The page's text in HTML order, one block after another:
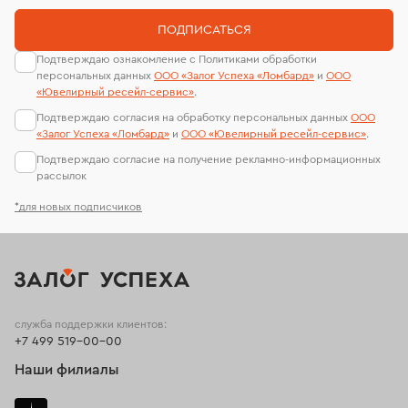
*для новых подписчиков
ПОДПИСАТЬСЯ
Подтверждаю ознакомление с Политиками обработки
персональных данных ООО «Залог Успеха «Ломбард» и ООО
«Ювелирный ресейл-сервиc».
Подтверждаю согласия на обработку персональных данных ООО
«Залог Успеха «Ломбард» и ООО «Ювелирный ресейл-сервиc».
Подтверждаю согласие на получение рекламно-информационных
рассылок
служба поддержки клиентов:
+7 499 519-00-00
Наши филиалы